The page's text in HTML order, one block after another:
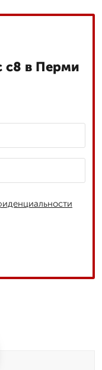
с8 в Перми